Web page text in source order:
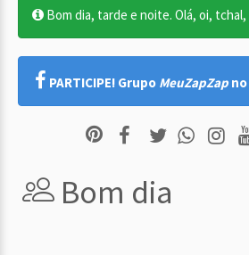
Bom dia, tarde e noite. Olá, oi, tchal,
PARTICIPE! Grupo MeuZapZap
Bom dia